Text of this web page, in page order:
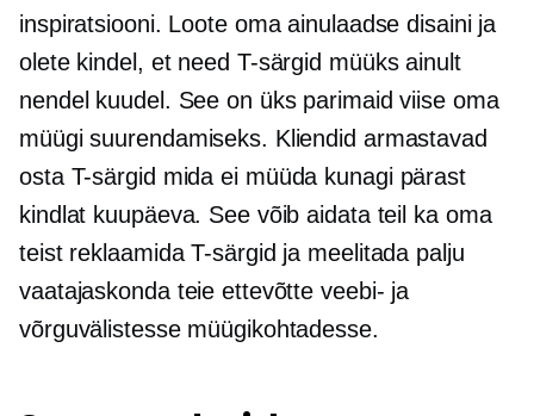
inspiratsiooni. Loote oma ainulaadse disaini ja
olete kindel, et need T-särgid müüks ainult
nendel kuudel. See on üks parimaid viise oma
müügi suurendamiseks. Kliendid armastavad
osta T-särgid mida ei müüda kunagi pärast
kindlat kuupäeva. See võib aidata teil ka oma
teist reklaamidaT-särgid ja meelitada palju
vaatajaskonda teie ettevõtte veebi- ja
võrguvälistesse müügikohtadesse.